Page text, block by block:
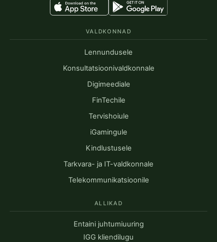
VALDKONNAD
Lennundusele
Konsultatsioonivaldkonnale
Digimeediale
FinTechile
Tervishoiule
iGamingule
Kindlustusele
Tarkvara- ja IT-valdkonnale
Telekommunikatsioonile
ALLIKAD
Entaini juhtumiuuring
IGG kliendilugu